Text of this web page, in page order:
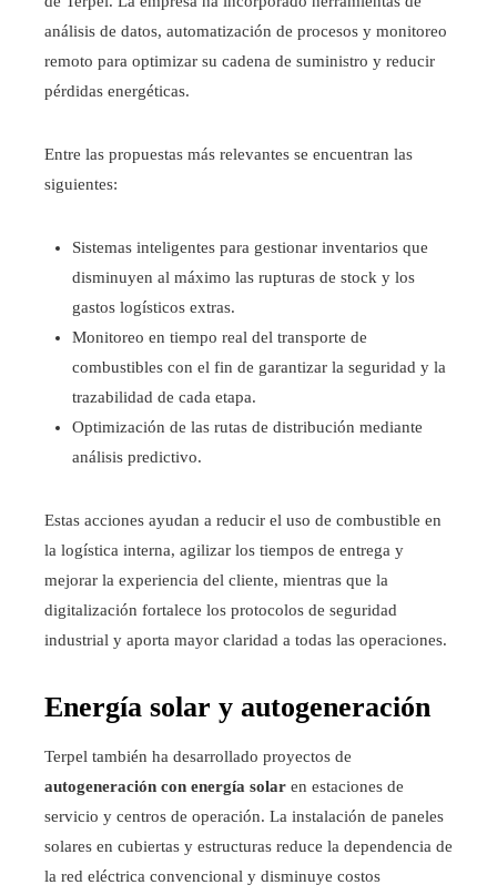
análisis de datos, automatización de procesos y monitoreo
remoto para optimizar su cadena de suministro y reducir
pérdidas energéticas.
Entre las propuestas más relevantes se encuentran las
siguientes:
Sistemas inteligentes para gestionar inventarios que
disminuyen al máximo las rupturas de stock y los
gastos logísticos extras.
Monitoreo en tiempo real del transporte de
combustibles con el fin de garantizar la seguridad y la
trazabilidad de cada etapa.
Optimización de las rutas de distribución mediante
análisis predictivo.
Estas acciones ayudan a reducir el uso de combustible en
la logística interna, agilizar los tiempos de entrega y
mejorar la experiencia del cliente, mientras que la
digitalización fortalece los protocolos de seguridad
industrial y aporta mayor claridad a todas las operaciones.
Energía solar y autogeneración
Terpel también ha desarrollado proyectos de
autogeneración con energía solar en estaciones de
servicio y centros de operación. La instalación de paneles
solares en cubiertas y estructuras reduce la dependencia de
la red eléctrica convencional y disminuye costos